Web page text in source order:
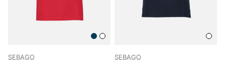
SEBAGO SEBAGO